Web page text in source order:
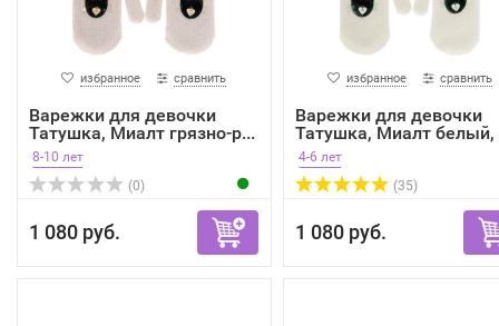
избранное сравнить
Варежки для девочки
Татушка, Миалт грязно-р...
8-10 лет
(0)
1 080 руб.
избранное сравнить
Варежки для девочки
Татушка, Миалт белый,
зима
4-6 лет
(35)
1 080 руб.